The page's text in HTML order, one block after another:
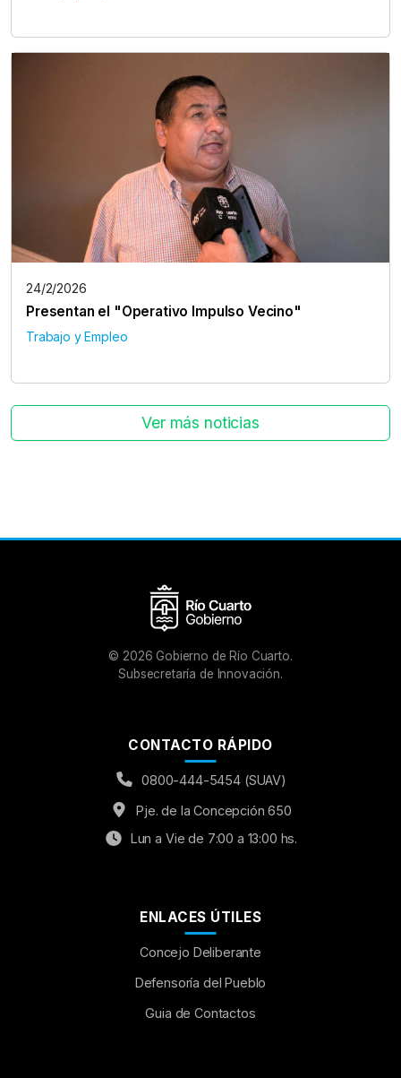
24/2/2026
Presentan el "Operativo Impulso Vecino"
Trabajo y Empleo
Ver más noticias
© 2026 Gobierno de Río Cuarto.
Subsecretaría de Innovación.
CONTACTO RÁPIDO
0800-444-5454 (SUAV)
Pje. de la Concepción 650
Lun a Vie de 7:00 a 13:00 hs.
ENLACES ÚTILES
Concejo Deliberante
Defensoría del Pueblo
Guia de Contactos
Aumentar Fuente
OFF